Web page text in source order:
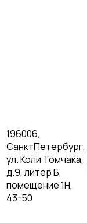
196006,
СанктПетербург,
ул. Коли Томчака,
д.9, литер Б,
помещение 1Н,
43-50